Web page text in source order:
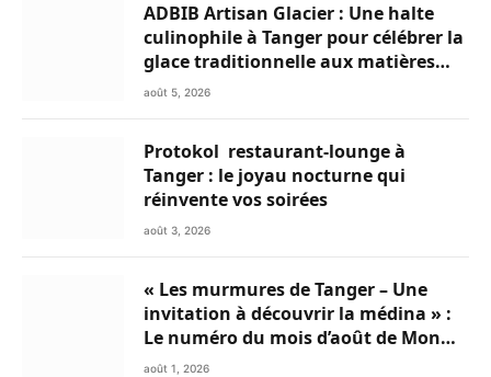
ADBIB Artisan Glacier : Une halte
culinophile à Tanger pour célébrer la
glace traditionnelle aux matières
premières de choix
août 5, 2026
Protokol restaurant-lounge à
Tanger : le joyau nocturne qui
réinvente vos soirées
août 3, 2026
« Les murmures de Tanger – Une
invitation à découvrir la médina » :
Le numéro du mois d’août de Mon
Livret du Nord du Maroc est
août 1, 2026